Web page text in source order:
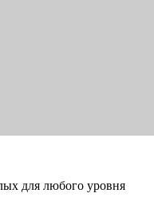
для любого уровня